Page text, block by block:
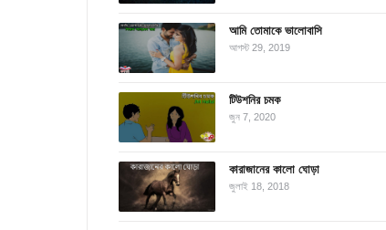
আমি তোমাকে ভালোবাসি
আগস্ট 29, 2019
টিউশনির চমক
জুন 7, 2020
কারাজানের কালো ঘোড়া
জুলাই 18, 2018